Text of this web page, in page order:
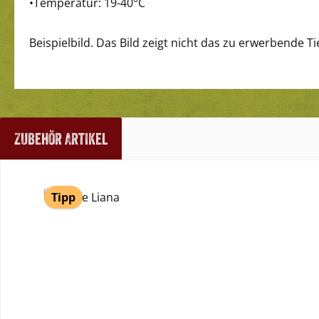
Beispielbild. Das Bild zeigt nicht das zu erwerbende
Zubehör Artikel
Produktgalerie überspringen
Tipp